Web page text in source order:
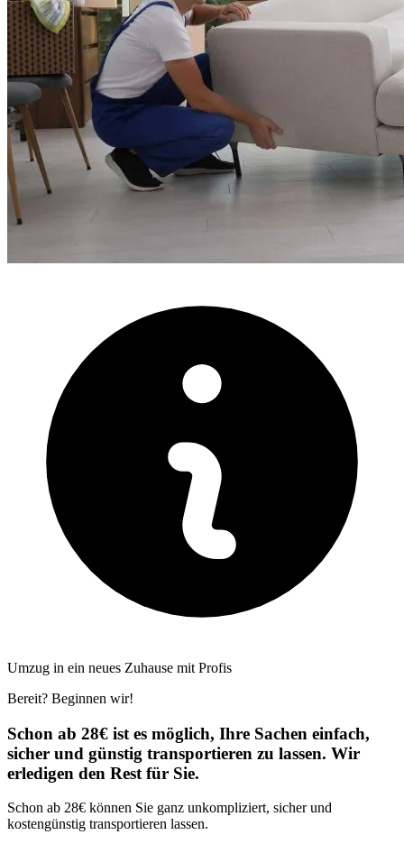
Umzug in ein neues Zuhause mit Profis
Bereit? Beginnen wir!
Schon ab 28€ ist es möglich, Ihre Sachen einfach,
sicher und günstig transportieren zu lassen. Wir
erledigen den Rest für Sie.
Schon ab 28€ können Sie ganz unkompliziert, sicher und
kostengünstig transportieren lassen.